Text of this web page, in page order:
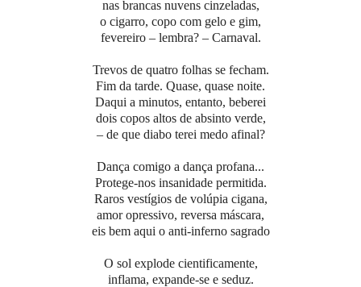
nas brancas nuvens cinzeladas,
o cigarro, copo com gelo e gim,
fevereiro – lembra? – Carnaval.
Trevos de quatro folhas se fecham.
Fim da tarde. Quase, quase noite.
Daqui a minutos, entanto, beberei
dois copos altos de absinto verde,
– de que diabo terei medo afinal?
Dança comigo a dança profana...
Protege-nos insanidade permitida.
Raros vestígios de volúpia cigana,
amor opressivo, reversa máscara,
eis bem aqui o anti-inferno sagrado
O sol explode cientificamente,
inflama, expande-se e seduz.